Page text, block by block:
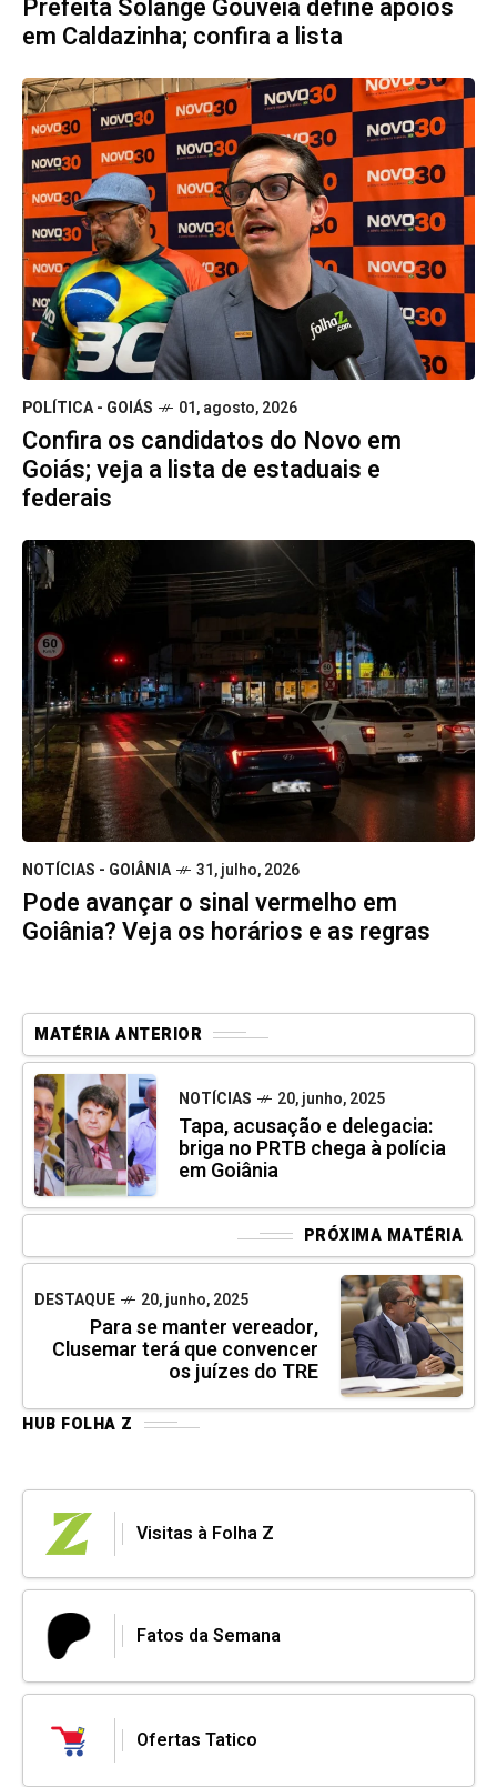
Prefeita Solange Gouveia define apoios
em Caldazinha; confira a lista
POLÍTICA - GOIÁS 01, agosto, 2026
Confira os candidatos do Novo em
Goiás; veja a lista de estaduais e
federais
NOTÍCIAS - GOIÂNIA 31, julho, 2026
Pode avançar o sinal vermelho em
Goiânia? Veja os horários e as regras
MATÉRIA ANTERIOR
NOTÍCIAS 20, junho, 2025
Tapa, acusação e delegacia:
briga no PRTB chega à polícia
em Goiânia
PRÓXIMA MATÉRIA
DESTAQUE 20, junho, 2025
Para se manter vereador,
Clusemar terá que convencer
os juízes do TRE
HUB FOLHA Z
Visitas à Folha Z
Fatos da Semana
Ofertas Tatico